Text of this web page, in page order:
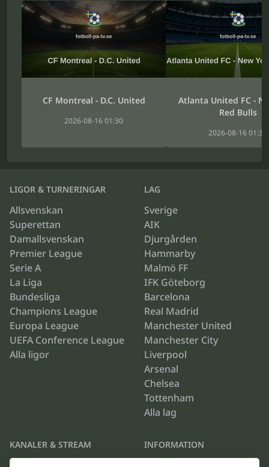
CF Montreal - D.C. United
2026-08-16 01:30
Atlanta United FC -
Red Bulls
2026-08-16 01:30
LIGOR & TURNERINGAR
Allsvenskan
Superettan
Damallsvenskan
Premier League
Serie A
La Liga
Bundesliga
Champions League
Europa League
UEFA Conference League
Alla ligor
LAG
Sverige
AIK
Djurgården
Hammarby
Malmö FF
IFK Göteborg
Barcelona
Real Madrid
Manchester United
Manchester City
Liverpool
Arsenal
Chelsea
Tottenham
Alla lag
KANALER & STREAM INFORMATION